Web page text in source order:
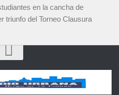
en la cancha de
triunfo del Torneo Clausura